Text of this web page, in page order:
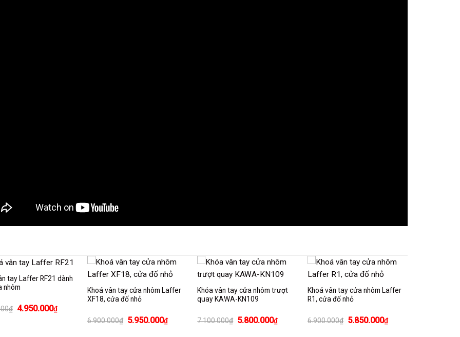
tay Laffer RF21 dành
nhôm
₫ Giá
4.950.000₫Giá
hiện
Khoá vân tay cửa nhôm Laffer
XF18, cửa đố nhỏ
6.900.000₫ Giá
5.950.000₫Giá
hiện
Khóa vân tay cửa nhôm trượt
quay KAWA-KN109
7.100.000₫ Giá
5.800.000₫Giá
hiện
Khoá vân tay cửa nhôm Laffer
R1, cửa đố nhỏ
6.900.000₫ Giá
5.850.000₫Giá
hiện